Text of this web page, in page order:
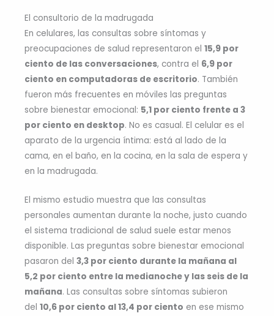
El consultorio de la madrugada
En celulares, las consultas sobre síntomas y
preocupaciones de salud representaron el 15,9 por
ciento de las conversaciones, contra el 6,9 por
ciento en computadoras de escritorio. También
fueron más frecuentes en móviles las preguntas
sobre bienestar emocional: 5,1 por ciento frente a 3
por ciento en desktop. No es casual. El celular es el
aparato de la urgencia íntima: está al lado de la
cama, en el baño, en la cocina, en la sala de espera y
en la madrugada.
El mismo estudio muestra que las consultas
personales aumentan durante la noche, justo cuando
el sistema tradicional de salud suele estar menos
disponible. Las preguntas sobre bienestar emocional
pasaron del 3,3 por ciento durante la mañana al
5,2 por ciento entre la medianoche y las seis de la
mañana. Las consultas sobre síntomas subieron
del 10,6 por ciento al 13,4 por ciento en ese mismo